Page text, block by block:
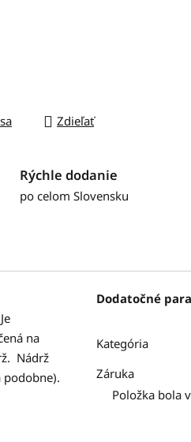
Zdieľať
Rýchle dodanie
po celom Slovensku
na
Nádrž
Dodatočné
Kategória
Záruka
Položka bola